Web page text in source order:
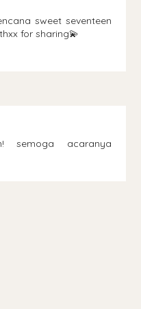
sweet seventeen
for sharing💫
semoga acaranya